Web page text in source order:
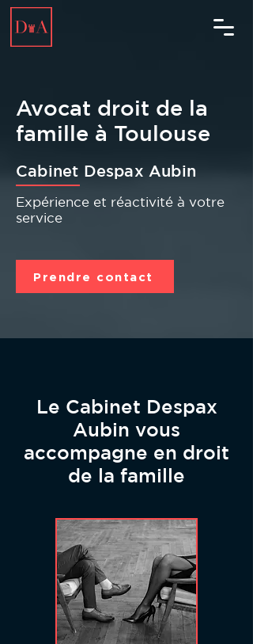
Avocat droit de la
famille à Toulouse
Cabinet Despax Aubin
Expérience et réactivité à votre
service
Prendre contact
Le Cabinet Despax
Aubin vous
accompagne en droit
de la famille